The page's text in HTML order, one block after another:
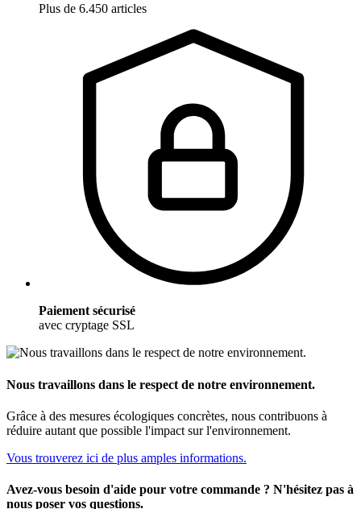
Plus de 6.450 articles
Paiement sécurisé
avec cryptage SSL
Nous travaillons dans le respect de notre environnement.
Grâce à des mesures écologiques concrètes, nous contribuons à
réduire autant que possible l'impact sur l'environnement.
Vous trouverez ici de plus amples informations.
Avez-vous besoin d'aide pour votre commande ? N'hésitez pas à
nous poser vos questions.